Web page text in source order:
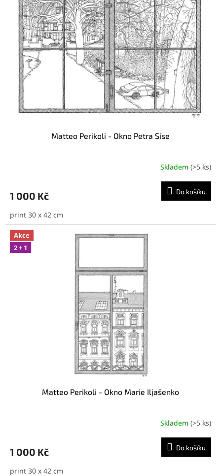
Matteo Perikoli - Okno Petra Síse
Skladem (>5 ks)
1 000 Kč Do košíku
print 30 x 42 cm
Akce
2 + 1
Matteo Perikoli - Okno Marie Iljašenko
Skladem (>5 ks)
1 000 Kč Do košíku
print 30 x 42 cm